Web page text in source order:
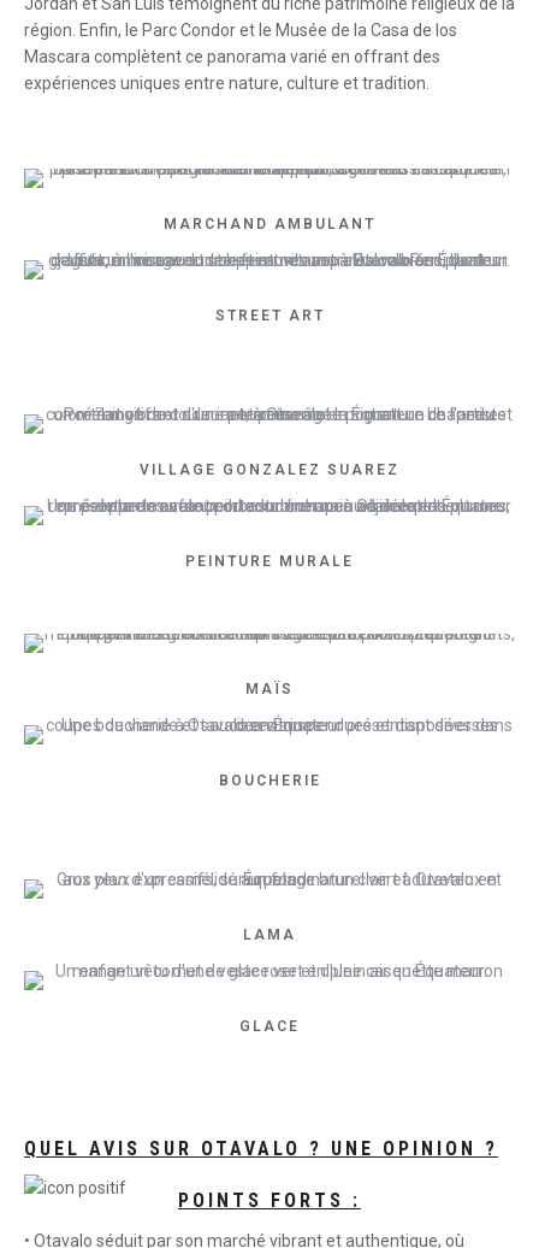
région. Enfin, le Parc Condor et le Musée de la Casa de los
Mascara complètent ce panorama varié en offrant des
expériences uniques entre nature, culture et tradition.
MARCHAND AMBULANT
STREET ART
VILLAGE GONZALEZ SUAREZ
PEINTURE MURALE
MAÏS
BOUCHERIE
LAMA
GLACE
QUEL AVIS SUR OTAVALO ? UNE OPINION ?
POINTS FORTS :
• Otavalo séduit par son marché vibrant et authentique, où